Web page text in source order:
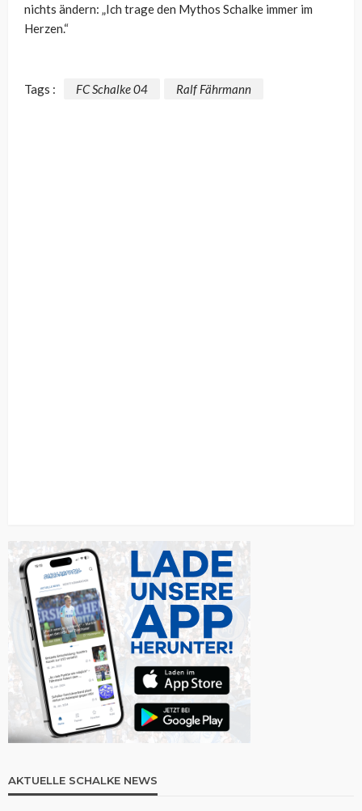
nichts ändern: „Ich trage den Mythos Schalke immer im
Herzen.“
Tags : FC Schalke 04 Ralf Fährmann
AKTUELLE SCHALKE NEWS